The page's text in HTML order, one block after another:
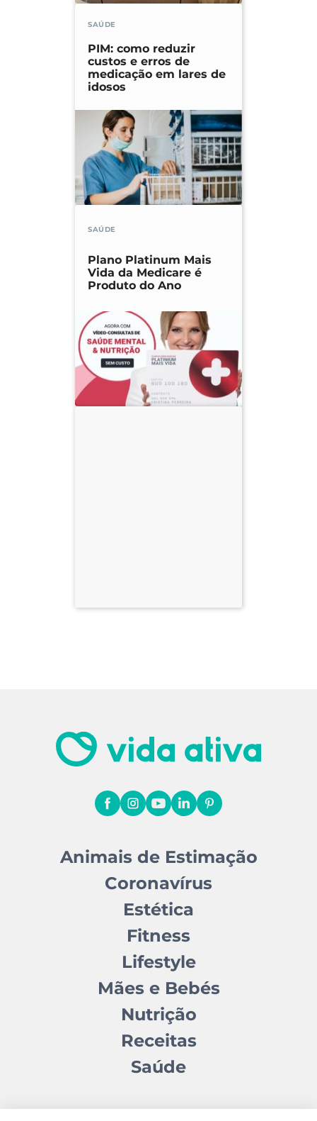
SAÚDE
PIM: como reduzir
custos e erros de
medicação em lares de
idosos
SAÚDE
Plano Platinum Mais
Vida da Medicare é
Produto do Ano
Animais de Estimação
Coronavírus
Estética
Fitness
Lifestyle
Mães e Bebés
Nutrição
Receitas
Saúde